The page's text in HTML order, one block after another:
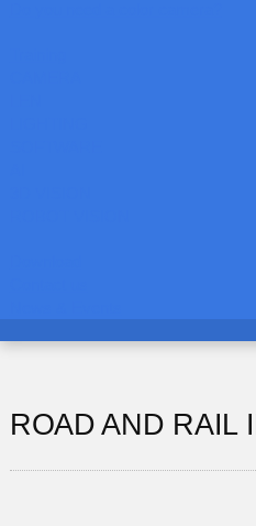
ROAD AND RAIL